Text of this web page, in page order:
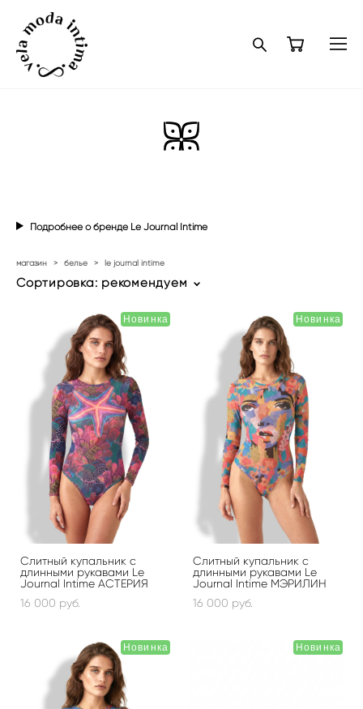
Подробнее о бренде Le Journal Intime
магазин > белье > le journal intime
Сортировка: рекомендуем
Новинка
Слитный купальник с
длинными рукавами Le
Journal Intime АСТЕРИЯ
16 000 pуб.
Новинка
Слитный купальник с
длинными рукавами Le
Journal Intime МЭРИЛИН
16 000 pуб.
Новинка Новинка